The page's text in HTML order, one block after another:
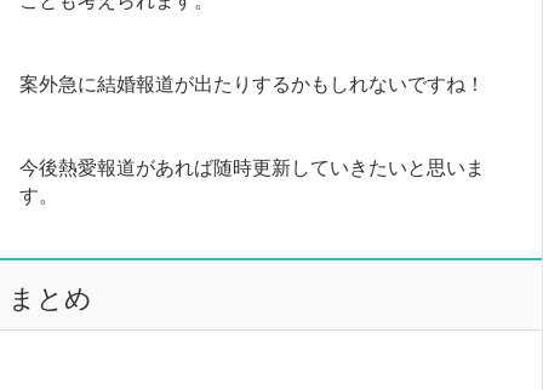
案外急に結婚報道が出たりするかもしれないですね！
今後熱愛報道があれば随時更新していきたいと思いま
す。
まとめ